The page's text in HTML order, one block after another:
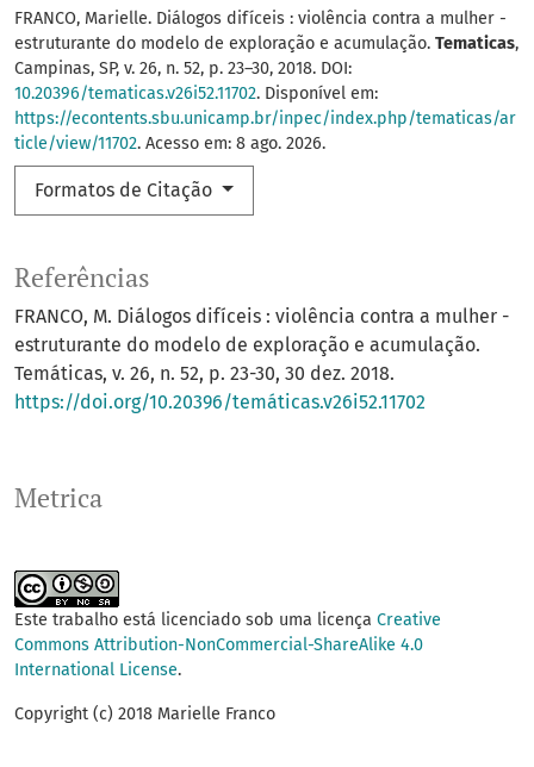
Metrica
FRANCO, Marielle. Diálogos difíceis : violência contra a mulher -
estruturante do modelo de exploração e acumulação. Tematicas,
Campinas, SP, v. 26, n. 52, p. 23–30, 2018. DOI:
10.20396/tematicas.v26i52.11702. Disponível em:
https://econtents.sbu.unicamp.br/inpec/index.php/tematicas/ar
ticle/view/11702. Acesso em: 8 ago. 2026.
Formatos de Citação
Referências
FRANCO, M. Diálogos difíceis : violência contra a mulher -
estruturante do modelo de exploração e acumulação.
Temáticas, v. 26, n. 52, p. 23-30, 30 dez. 2018.
https://doi.org/10.20396/temáticas.v26i52.11702
Este trabalho está licenciado sob uma licença Creative
Commons Attribution-NonCommercial-ShareAlike 4.0
International License.
Copyright (c) 2018 Marielle Franco